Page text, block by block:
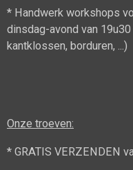
* Handwerk workshops
dinsdag-avond van
kantklossen, borduren, ...)
Onze troeven:
* GRATIS VERZENDEN